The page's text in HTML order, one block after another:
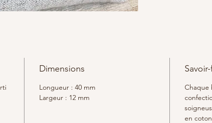
qualité.
Dimensions
Longueur : 40 mm
Largeur : 12 mm
Chaque
en